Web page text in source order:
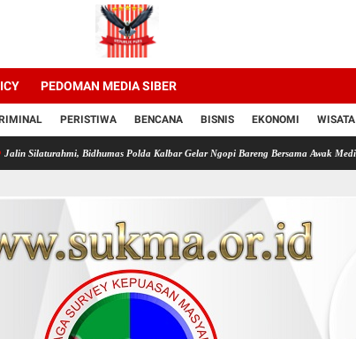
PEDOMAN MEDIA SIBER
PERISTIWA BENCANA BISNIS EKONOMI WISATA
Bidhumas Polda Kalbar Gelar Ngopi Bareng Bersama Awak Media Online*